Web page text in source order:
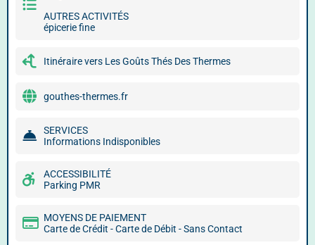
AUTRES ACTIVITÉS
épicerie fine
Itinéraire vers Les Goûts Thés Des Thermes
gouthes-thermes.fr
SERVICES
Informations Indisponibles
ACCESSIBILITÉ
Parking PMR
MOYENS DE PAIEMENT
Carte de Crédit - Carte de Débit - Sans Contact